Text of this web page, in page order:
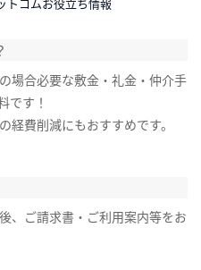
場合必要な敷金・礼金・仲介手
です！
経費削減にもおすすめです。
、ご請求書・ご利用案内等をお